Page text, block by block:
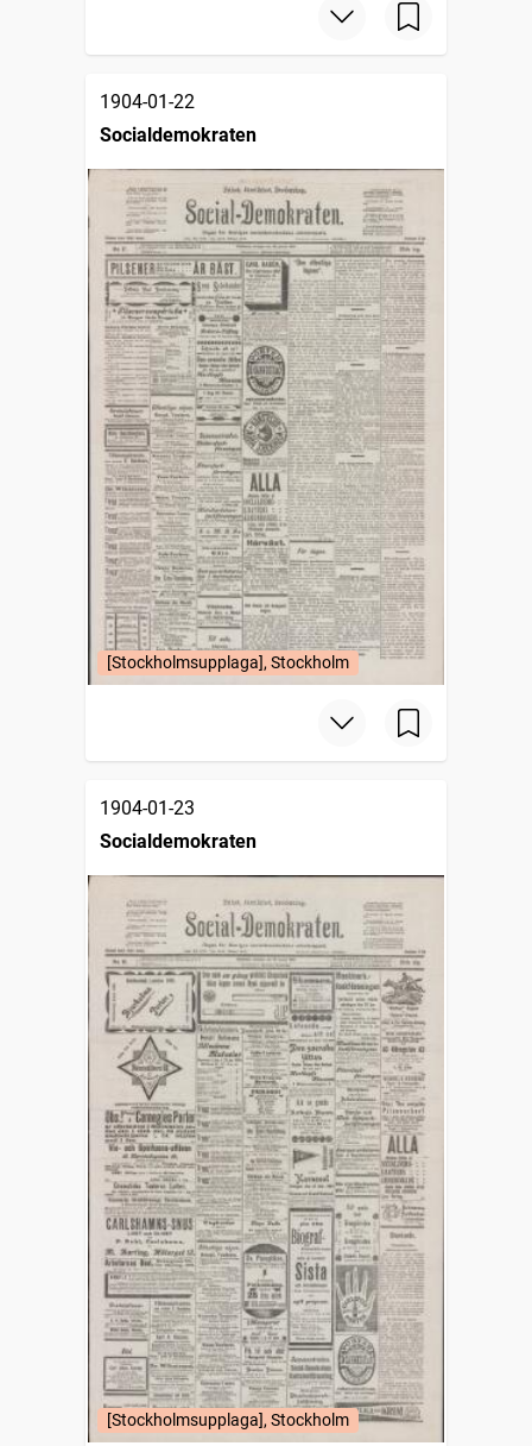
1904-01-22
Socialdemokraten
[Stockholmsupplaga], Stockholm
1904-01-23
Socialdemokraten
[Stockholmsupplaga], Stockholm